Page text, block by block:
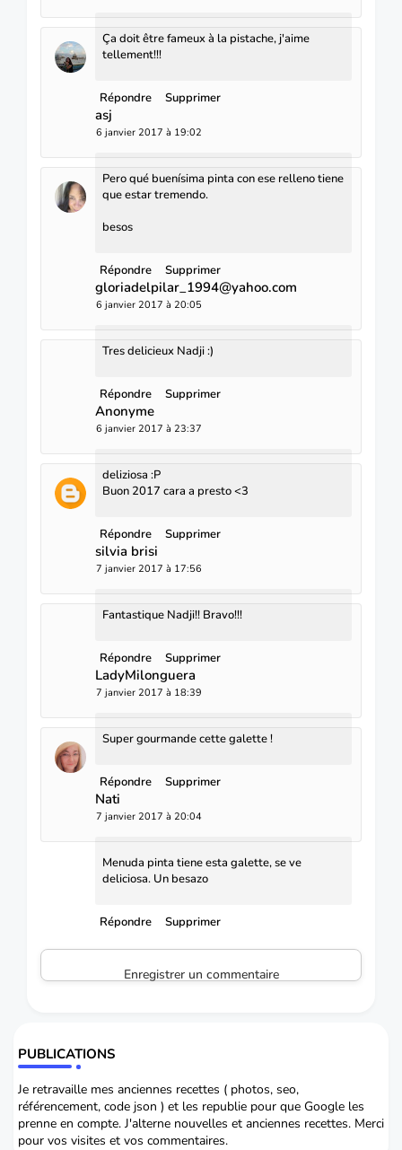
Ça doit être fameux à la pistache, j'aime
tellement!!!
Répondre Supprimer
asj
6 janvier 2017 à 19:02
Pero qué buenísima pinta con ese relleno tiene
que estar tremendo.
besos
Répondre Supprimer
gloriadelpilar_1994@yahoo.com
6 janvier 2017 à 20:05
Tres delicieux Nadji :)
Répondre Supprimer
Anonyme
6 janvier 2017 à 23:37
deliziosa :P
Buon 2017 cara a presto <3
Répondre Supprimer
silvia brisi
7 janvier 2017 à 17:56
Fantastique Nadji!! Bravo!!!
Répondre Supprimer
LadyMilonguera
7 janvier 2017 à 18:39
Super gourmande cette galette !
Répondre Supprimer
Nati
7 janvier 2017 à 20:04
Menuda pinta tiene esta galette, se ve
deliciosa. Un besazo
Répondre Supprimer
Enregistrer un commentaire
PUBLICATIONS
Je retravaille mes anciennes recettes ( photos, seo,
référencement, code json ) et les republie pour que Google les
prenne en compte. J'alterne nouvelles et anciennes recettes. Merci
pour vos visites et vos commentaires.